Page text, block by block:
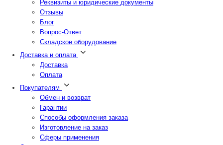
Реквизиты и юридические документы
Отзывы
Блог
Вопрос-Ответ
Складское оборудование
Доставка и оплата
Доставка
Оплата
Покупателям
Обмен и возврат
Гарантии
Способы оформления заказа
Изготовление на заказ
Сферы применения